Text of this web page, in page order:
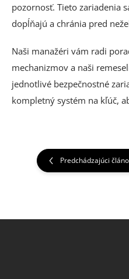
pozornosť. Tieto zariadenia
dopĺňajú a chránia pred
Naši manažéri vám radi
mechanizmov a naši
jednotlivé bezpečnostné
kompletný systém na kľúč,
Predchádzajúci
Z